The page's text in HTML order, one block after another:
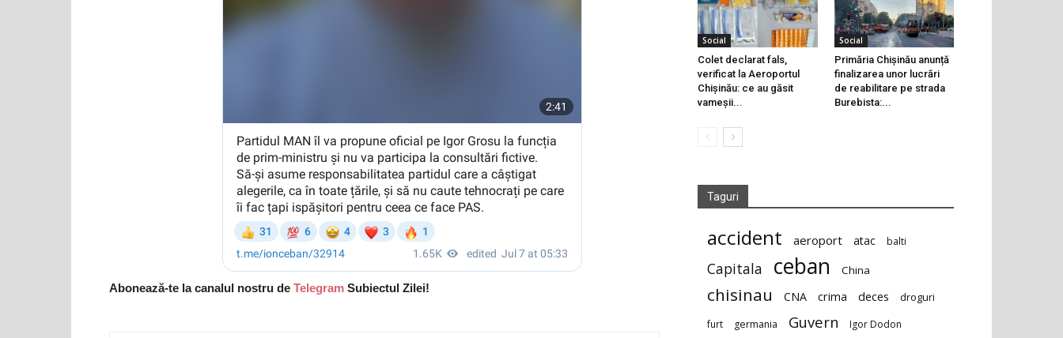
Abonează-te la canalul nostru de Telegram Subiectul Zilei!
Social
Colet declarat fals,
verificat la Aeroportul
Chișinău: ce au găsit
vameșii...
Social
Primăria Chișinău anunță
finalizarea unor lucrări
de reabilitare pe strada
Burebista:...
Taguri
accident aeroport atac balti
Capitala ceban China
chisinau CNA crima deces droguri
furt germania Guvern Igor Dodon